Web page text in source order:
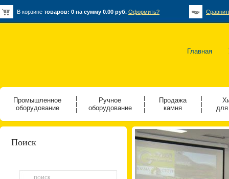
В корзине товаров: 0 на сумму 0.00 руб. Оформить?
Главная
Промышленное
оборудование
|
|
|
Ручное
оборудование
|
|
|
Продажа
камня
|
|
|
для
Поиск